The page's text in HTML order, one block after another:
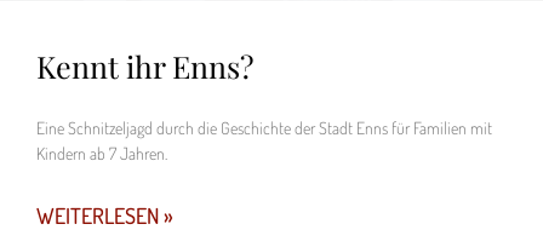
Kennt ihr Enns?
Eine Schnitzeljagd durch die Geschichte der Stadt Enns für Familien mit
Kindern ab 7 Jahren.
WEITERLESEN »